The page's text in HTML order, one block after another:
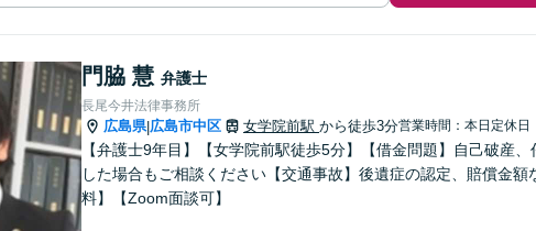
門脇 慧 弁護士
長尾今井法律事務所
広島県|広島市中区 女学院前駅 から徒歩3分営業時間：本日定休日
【弁護士9年目】【女学院前駅徒歩5分】【借金問題】自己破産
した場合もご相談ください【交通事故】後遺症の認定、賠償金
料】【Zoom面談可】